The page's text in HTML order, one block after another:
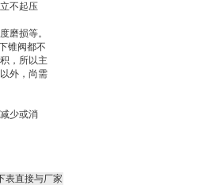
不起压
磨损等。
锥阀都不
，所以主
外，尚需
少或消
表直接与厂家